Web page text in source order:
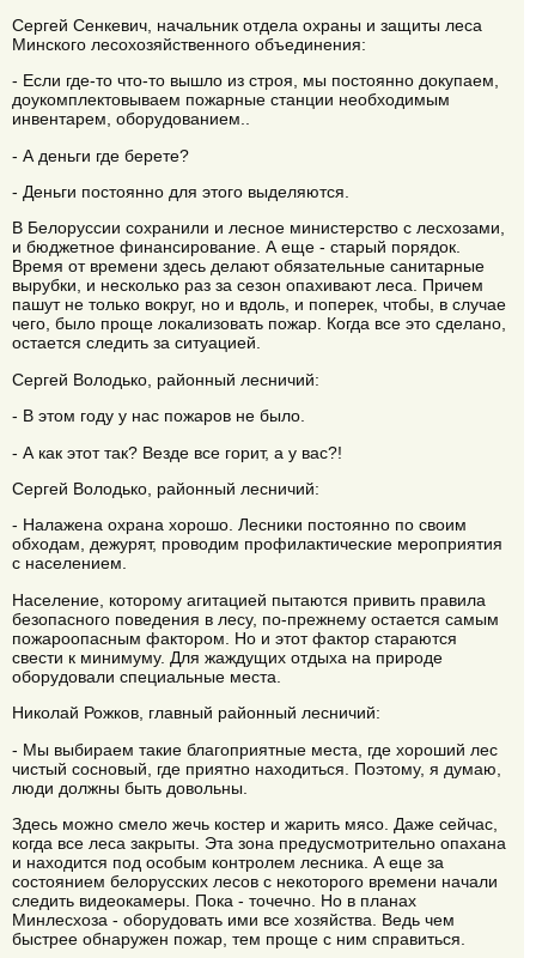
Сергей Сенкевич, начальник отдела охраны и защиты леса
Минского лесохозяйственного объединения:
- Если где-то что-то вышло из строя, мы постоянно докупаем,
доукомплектовываем пожарные станции необходимым
инвентарем, оборудованием..
- А деньги где берете?
- Деньги постоянно для этого выделяются.
В Белоруссии сохранили и лесное министерство с лесхозами,
и бюджетное финансирование. А еще - старый порядок.
Время от времени здесь делают обязательные санитарные
вырубки, и несколько раз за сезон опахивают леса. Причем
пашут не только вокруг, но и вдоль, и поперек, чтобы, в случае
чего, было проще локализовать пожар. Когда все это сделано,
остается следить за ситуацией.
Сергей Володько, районный лесничий:
- В этом году у нас пожаров не было.
- А как этот так? Везде все горит, а у вас?!
Сергей Володько, районный лесничий:
- Налажена охрана хорошо. Лесники постоянно по своим
обходам, дежурят, проводим профилактические мероприятия
с населением.
Население, которому агитацией пытаются привить правила
безопасного поведения в лесу, по-прежнему остается самым
пожароопасным фактором. Но и этот фактор стараются
свести к минимуму. Для жаждущих отдыха на природе
оборудовали специальные места.
Николай Рожков, главный районный лесничий:
- Мы выбираем такие благоприятные места, где хороший лес
чистый сосновый, где приятно находиться. Поэтому, я думаю,
люди должны быть довольны.
Здесь можно смело жечь костер и жарить мясо. Даже сейчас,
когда все леса закрыты. Эта зона предусмотрительно опахана
и находится под особым контролем лесника. А еще за
состоянием белорусских лесов с некоторого времени начали
следить видеокамеры. Пока - точечно. Но в планах
Минлесхоза - оборудовать ими все хозяйства. Ведь чем
быстрее обнаружен пожар, тем проще с ним справиться.